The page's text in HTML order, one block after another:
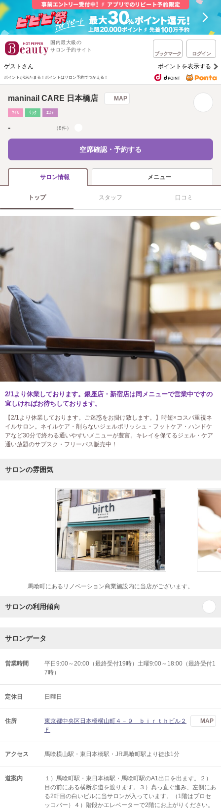
国内最大級の
サロン予約サイト
ブックマーク ログイン
ゲストさん ポイントを表示する
ポイントが1%たまる！ ポイントはサロン予約でつかえる！
maninail CARE 日本橋店 MAP
ﾈｲﾙ ﾘﾗｸ ｴｽﾃ
- （8件）
空席確認・予約する
サロン情報 メニュー
トップ スタッフ 口コミ
2/1より休業しております。銀座店・新宿店は同メニューで営業中ですの
宜しければお待ちしております。
【2/1より休業しております。ご迷惑をお掛け致します。】時短×コスパ重視ネ
イルサロン。ネイルケア・削らないジェルポリッシュ・フットケア・ハンドケ
アなど30分で終わる通いやすいメニューが豊富。キレイを保てるジェル・ケア
通い放題のサブスク・フリーパス販売中！
サロンの雰囲気
馬喰町にあるリノベーション商業施設内に当店がございます。
サロンの利用傾向
サロンデータ
営業時間
平日9:00～20:00（最終受付19時）土曜9:00～18:00（最終受付1
7時）
定休日 日曜日
住所
東京都中央区日本橋横山町４－９ ｂｉｒｔｈビル２
Ｆ
MAP
アクセス 馬喰横山駅・東日本橋駅・JR馬喰町駅より徒歩1分
道案内
１）馬喰町駅・東日本橋駅・馬喰町駅のA1出口を出ます。２）
目の前にある横断歩道を渡ります。３）真っ直ぐ進み、左側にあ
る2軒目の白いビルに当サロンが入っています。（1階はプロセ
ッコバー）４）階段かエレベーターで2階にお上がりください。